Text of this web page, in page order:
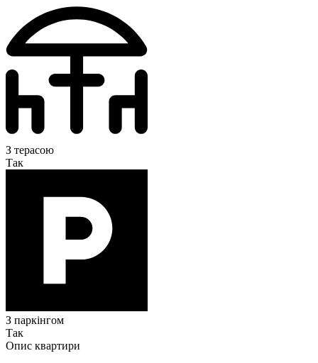
З терасою
Так
З паркінгом
Так
Опис квартири